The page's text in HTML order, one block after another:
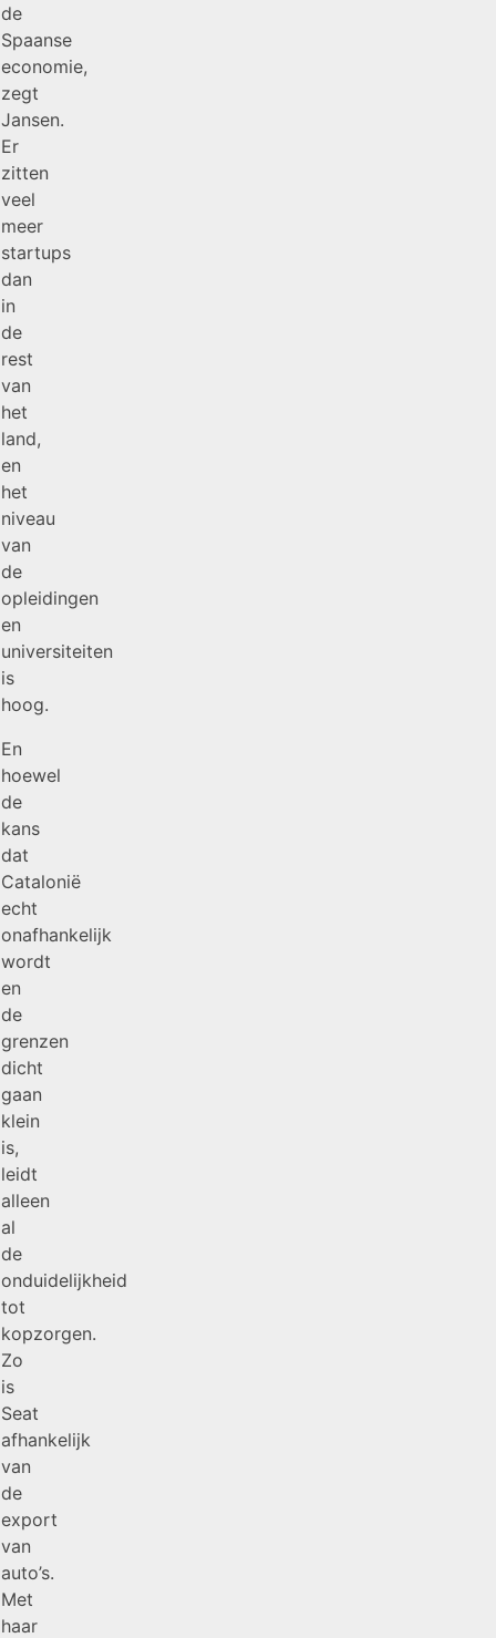
de
Spaanse
economie,
zegt
Jansen.
Er
zitten
veel
meer
startups
dan
in
de
rest
van
het
land,
en
het
niveau
van
de
opleidingen
en
universiteiten
is
hoog.
En
hoewel
de
kans
dat
Catalonië
echt
onafhankelijk
wordt
en
de
grenzen
dicht
gaan
klein
is,
leidt
alleen
al
de
onduidelijkheid
tot
kopzorgen.
Zo
is
Seat
afhankelijk
van
de
export
van
auto’s.
Met
haar